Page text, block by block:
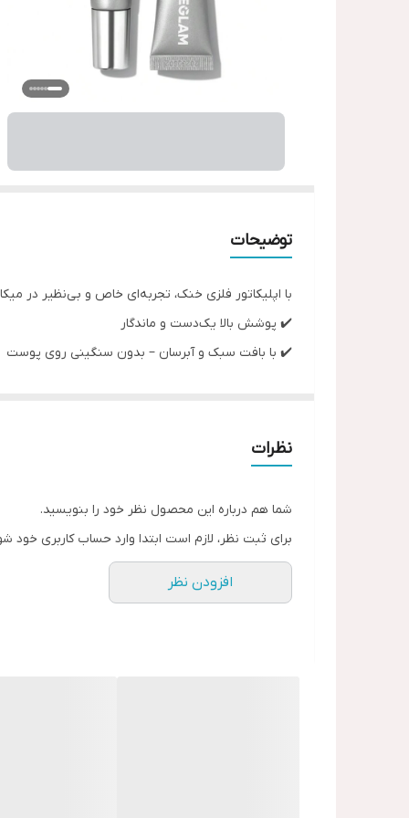
توضیحات
با اپلیکاتور فلزی خنک، تجربه‌ای خاص و بی‌نظیر در
✔️ پوشش بالا یک‌دست و ماندگار
✔️ با بافت سبک و آبرسان – بدون سنگینی روی پوست
ارسال ۱۶روز
نظرات
شما هم درباره این محصول نظر خود را بنویسید.
برای ثبت نظر، لازم است ابتدا وارد حساب کاربری خود
افزودن نظر